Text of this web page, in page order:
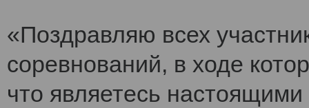
«Поздравляю всех
соревнований, в ходе
что являетесь